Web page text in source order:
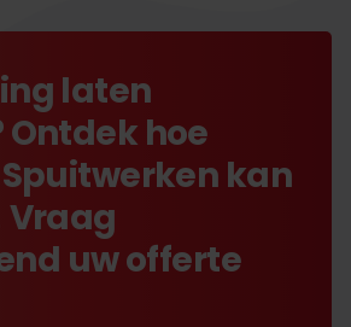
laten
Ontdek hoe
kan
uw offerte